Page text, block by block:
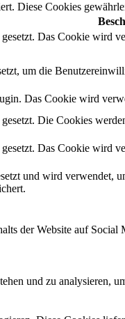
Diese Cookies
Das Cookie wird
um die
Das Cookie wird
Die Cookies
Das Cookie wird
und wird verwendet,
der Website auf
und zu analysieren,